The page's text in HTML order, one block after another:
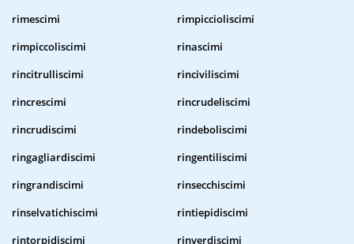
rimescimi
rimpiccioliscimi
rimpiccoliscimi
rinascimi
rincitrulliscimi
rinciviliscimi
rincrescimi
rincrudeliscimi
rincrudiscimi
rindeboliscimi
ringagliardiscimi
ringentiliscimi
ringrandiscimi
rinsecchiscimi
rinselvatichiscimi
rintiepidiscimi
rintorpidiscimi
rinverdiscimi